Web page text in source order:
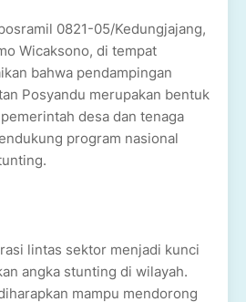
0821-05/Kedungjajang,
Wicaksono, di tempat
bahwa pendampingan
Posyandu merupakan bentuk
desa dan tenaga
program nasional
lintas sektor menjadi kunci
angka stunting di wilayah.
mampu mendorong